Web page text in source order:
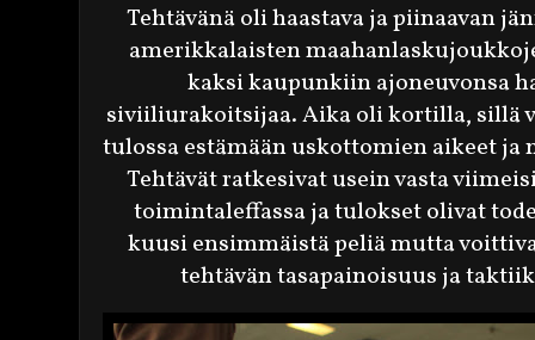
Tehtävänä oli haastava ja piinaavan
amerikkalaisten
kaksi kaupunkiin ajoneuvonsa
siviiliurakoitsijaa. Aika oli kortilla, sillä
tulossa estämään uskottomien aikeet
Tehtävät ratkesivat usein vasta
toimintaleffassa ja tulokset olivat
kuusi ensimmäistä peliä mutta
tehtävän tasapainoisuus ja